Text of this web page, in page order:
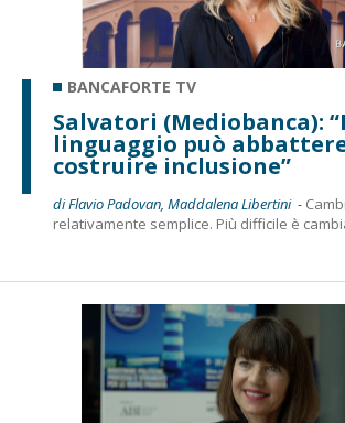
BANCAFORTE TV
Salvatori (Mediobanca):
linguaggio può
costruire inclusione”
di Flavio Padovan, Maddalena Libertini -
relativamente semplice. Più difficile è